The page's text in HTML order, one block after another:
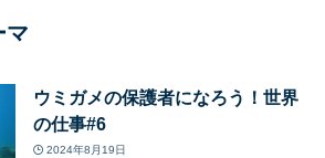
マ
ウミガメの保護者になろう！世界
の仕事#6
2024年8月19日